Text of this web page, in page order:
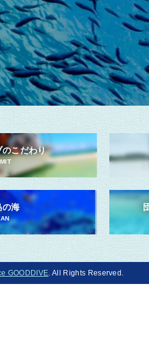
のこだわり
の海
GOODDIVE . All Rights Reserved.